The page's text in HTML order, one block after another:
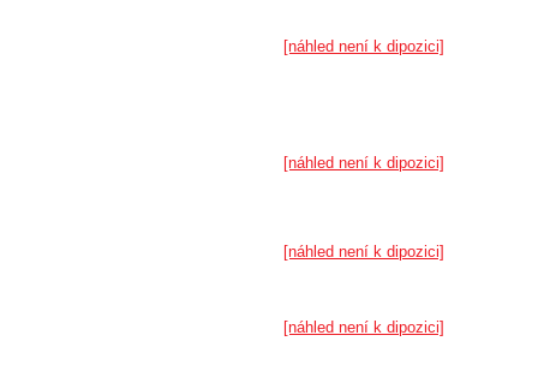
[náhled není k dipozici]
[náhled není k dipozici]
[náhled není k dipozici]
[náhled není k dipozici]